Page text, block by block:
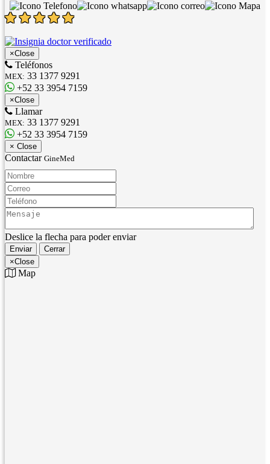
×Close
Teléfonos
MEX: 33 1377 9291
+52 33 3954 7159
×Close
Llamar
MEX: 33 1377 9291
+52 33 3954 7159
× Close
Contactar GineMed
Nombre:
Correo:
Teléfono:
Mensaje:
Deslice la flecha para poder enviar
Enviar
Cerrar
×Close
Map